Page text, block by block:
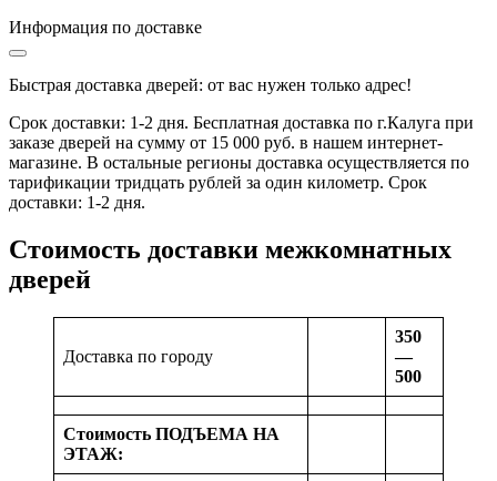
Информация по доставке
Быстрая доставка дверей: от вас нужен только адрес!
Срок доставки: 1-2 дня. Бесплатная доставка по г.Калуга при
заказе дверей на сумму от 15 000 руб. в нашем интернет-
магазине. В остальные регионы доставка осуществляется по
тарификации тридцать рублей за один километр. Срок
доставки: 1-2 дня.
Стоимость доставки межкомнатных
дверей
Доставка по городу
350
—
500
Стоимость ПОДЪЕМА НА
ЭТАЖ: